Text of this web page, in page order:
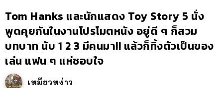
Tom Hanks และนักแสดง Toy Story 5 นั่ง
พูดคุยกันในงานโปรโมตหนัง อยู่ดี ๆ ก็สวม
บทบาท นับ 1 2 3 มีคนมา!! แล้วก็ทิ้งตัวเป็นของ
เล่น แฟน ๆ แห่ชอบใจ
เหมียวหง่าว